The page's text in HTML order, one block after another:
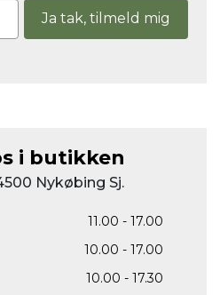
Ja tak, tilmeld mig
i butikken
Nykøbing Sj.
11.00 - 17.00
10.00 - 17.00
10.00 - 17.30